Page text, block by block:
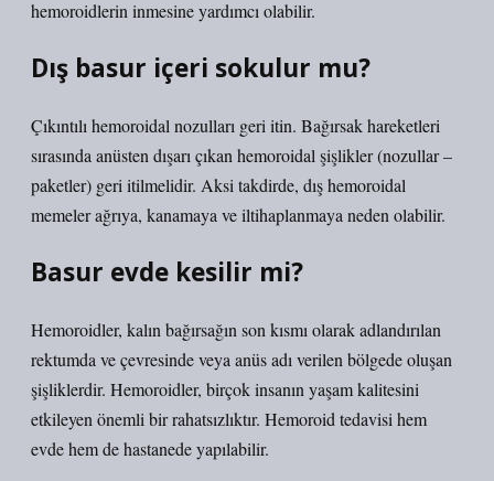
hemoroidlerin inmesine yardımcı olabilir.
Dış basur içeri sokulur mu?
Çıkıntılı hemoroidal nozulları geri itin. Bağırsak hareketleri
sırasında anüsten dışarı çıkan hemoroidal şişlikler (nozullar –
paketler) geri itilmelidir. Aksi takdirde, dış hemoroidal
memeler ağrıya, kanamaya ve iltihaplanmaya neden olabilir.
Basur evde kesilir mi?
Hemoroidler, kalın bağırsağın son kısmı olarak adlandırılan
rektumda ve çevresinde veya anüs adı verilen bölgede oluşan
şişliklerdir. Hemoroidler, birçok insanın yaşam kalitesini
etkileyen önemli bir rahatsızlıktır. Hemoroid tedavisi hem
evde hem de hastanede yapılabilir.